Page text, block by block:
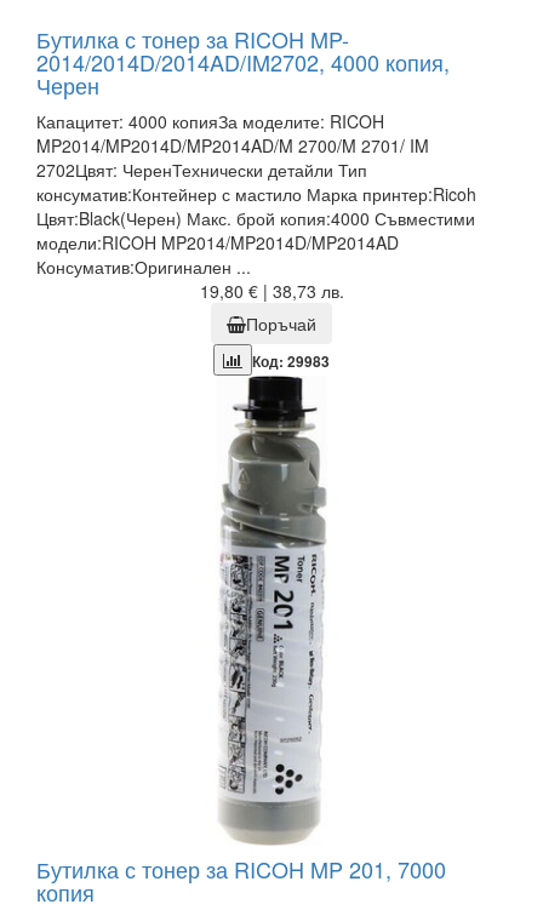
Бутилка с тонер за RICOH MP-
2014/2014D/2014AD/IM2702, 4000 копия,
Черен
Капацитет: 4000 копияЗа моделите: RICOH
MP2014/MP2014D/MP2014AD/M 2700/M 2701/ IM
2702Цвят: ЧеренТехнически детайли Тип
консуматив:Контейнер с мастило Марка принтер:Ricoh
Цвят:Black(Черен) Макс. брой копия:4000 Съвместими
модели:RICOH MP2014/MP2014D/MP2014AD
Консуматив:Оригинален ...
19,80 € | 38,73 лв.
Поръчай
Код: 29983
Бутилка с тонер за RICOH MP 201, 7000
копия